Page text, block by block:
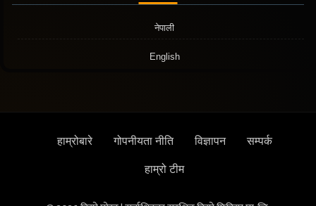
नेपाली
English
हाम्रोबारे गोपनीयता नीति विज्ञापन सम्पर्क
हाम्रो टीम